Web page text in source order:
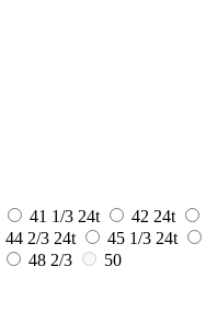
41 1/3 24t 42 24t
44 2/3 24t 45 1/3 24t
48 2/3
50